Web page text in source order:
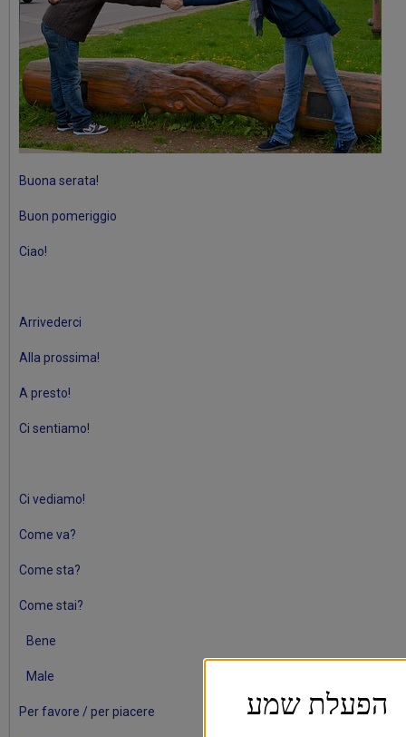
Buona serata!
Buon pomeriggio
Ciao!
Arrivederci
Alla prossima!
A presto!
Ci sentiamo!
Ci vediamo!
Come va?
Come sta?
Come stai?
Bene
Male
Per favore / per piacere הפעלת שמע